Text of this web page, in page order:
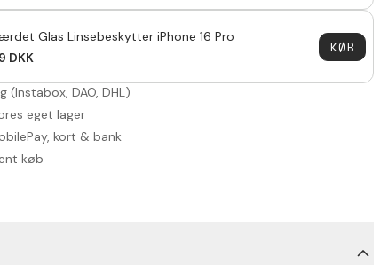
Glas Linsebeskytter iPhone 16 Pro
DKK
KØB
(Instabox, DAO, DHL)
eget lager
kort & bank
køb